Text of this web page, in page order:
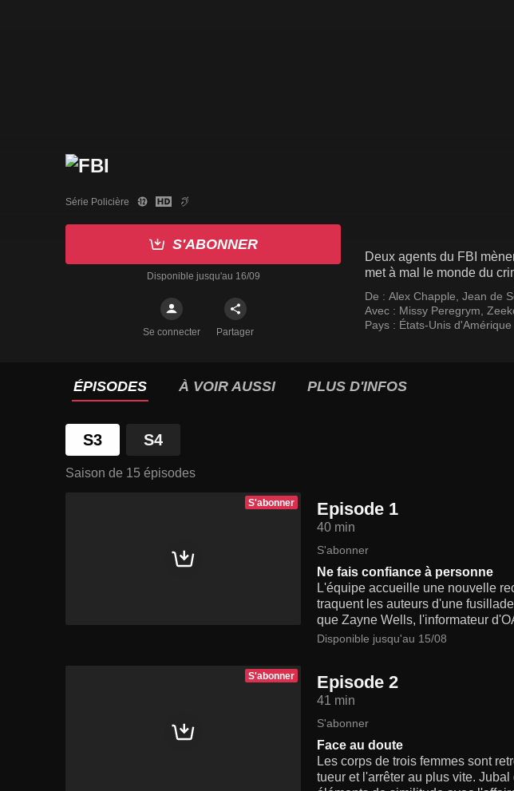
Série Policière
S'ABONNER
Disponible jusqu'au 16/09
Se connecter Partager
Deux agents du FBI
met à mal le monde du
De : Alex Chapple Jean de
Avec : Missy Peregrym
Pays : États-Unis d'Amérique
ÉPISODES À VOIR AUSSI PLUS D'INFOS
S3 S4
Saison de 15 épisodes
S'abonner Episode 1
40 min
S'abonner
Ne fais confiance à personne
L'équipe accueille une nouvelle
traquent les auteurs d'une
que Zayne Wells, l'informateur
Disponible jusqu'au 15/08
S'abonner Episode 2
41 min
S'abonner
Face au doute
Les corps de trois femmes sont
tueur et l'arrêter au plus vite.